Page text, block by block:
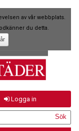
av vår webbplats.
du detta.
Logga in